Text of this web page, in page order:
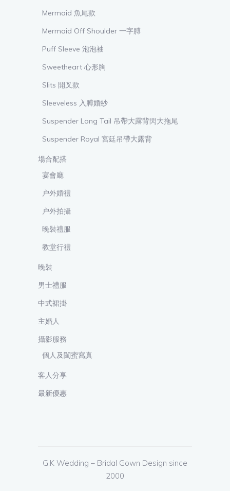
Mermaid 魚尾款
Mermaid Off Shoulder 一字膊
Puff Sleeve 泡泡袖
Sweetheart 心形胸
Slits 開叉款
Sleeveless 入膊婚紗
Suspender Long Tail 吊帶大露背閃大拖尾
Suspender Royal 宮廷吊帶大露背
場合配搭
宴會廳
户外婚禮
户外拍攝
晚裝禮服
教堂行禮
晚裝
男士禮服
中式裙掛
主婚人
攝影服務
個人及閨蜜寫真
客人分享
最新優惠
G.K Wedding – Bridal Gown Design since
2000